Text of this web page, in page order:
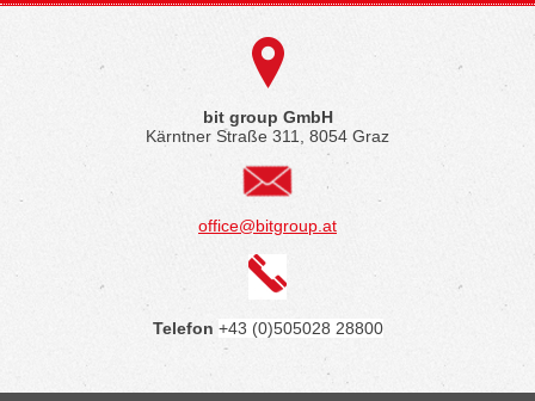
bit group GmbH
Kärntner Straße 311, 8054 Graz
office@bitgroup.at
Telefon +43 (0)505028 28800